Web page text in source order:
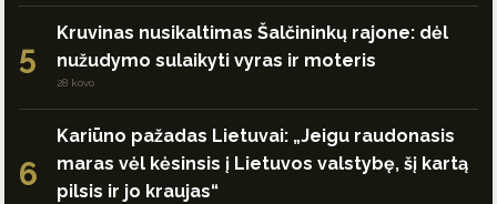
5
Kruvinas nusikaltimas Šalčininkų rajone: dėl
nužudymo sulaikyti vyras ir moteris
28 kovo
6
Kariūno pažadas Lietuvai: „Jeigu raudonasis
maras vėl kėsinsis į Lietuvos valstybę, šį kartą
pilsis ir jo kraujas“